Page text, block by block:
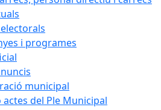
i programes
municipal
actes del Ple Municipal